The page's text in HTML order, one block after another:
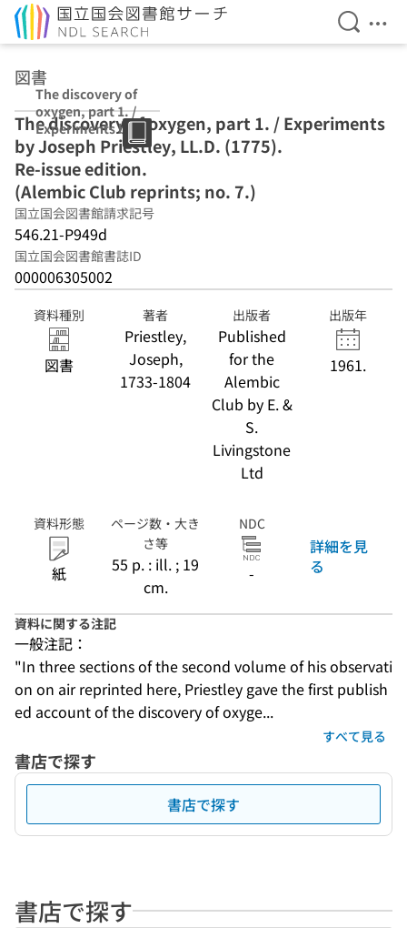
検索を
メ
図書
The discovery of
oxygen, part 1. /
Experiments by
Joseph
Priestley, LL.D.
(1775). Re-issue
edition.
(Alembic Club
reprints; no. 7.)
The discovery of oxygen, part 1. / Experiments
by Joseph Priestley, LL.D. (1775).
Re-issue edition.
(Alembic Club reprints; no. 7.)
国立国会図書館請求記号
546.21-P949d
国立国会図書館書誌ID
000006305002
資料種別
図書
著者
Priestley,
Joseph,
1733-1804
出版者
Published
for the
Alembic
Club by E. &
S.
Livingstone
Ltd
出版年
1961.
資料形態
紙
ページ数・大き
さ等
55 p. : ill. ; 19
cm.
NDC
-
詳細を見
る
資料に関する注記
一般注記：
"In three sections of the second volume of his observati
on on air reprinted here, Priestley gave the first publish
ed account of the discovery of oxyge...
すべて見る
書店で探す
書店で探す
書店で探す